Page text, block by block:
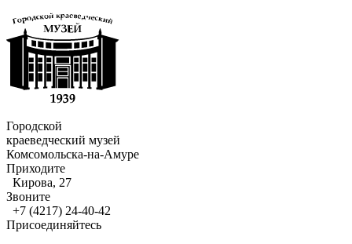
Городской
краеведческий музей
Комсомольска-на-Амуре
Приходите
Кирова, 27
Звоните
+7 (4217) 24-40-42
Присоединяйтесь